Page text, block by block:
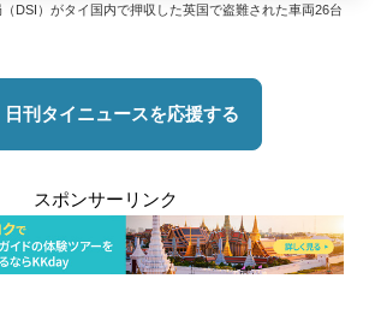
DSI）がタイ国内で押収した英国で盗難された車両26台
スポンサーリンク